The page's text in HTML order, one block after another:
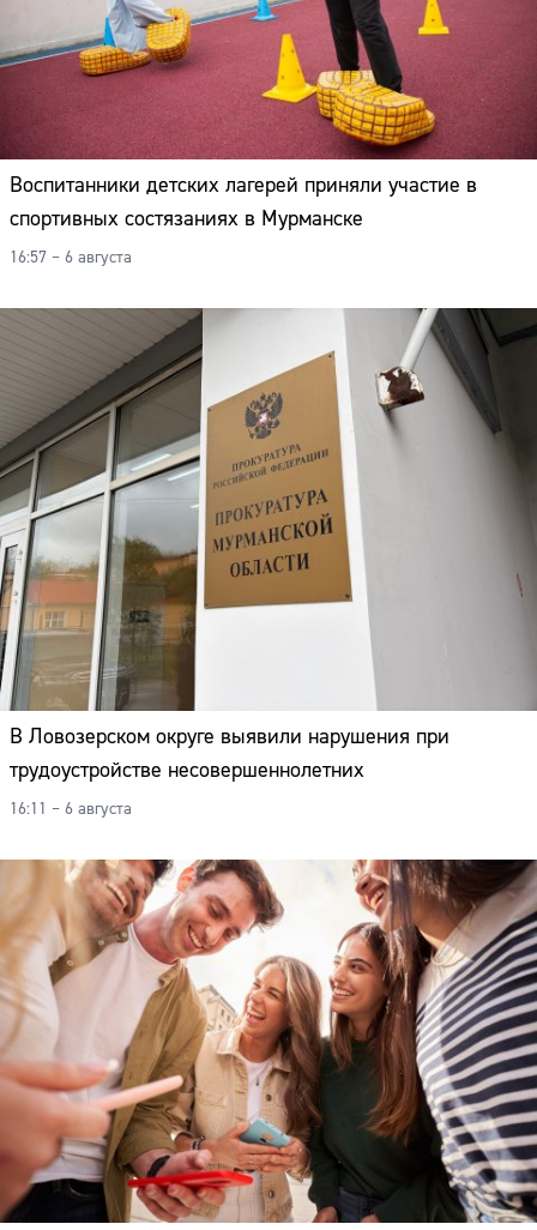
Воспитанники детских лагерей приняли участие в
спортивных состязаниях в Мурманске
16:57 – 6 августа
В Ловозерском округе выявили нарушения при
трудоустройстве несовершеннолетних
16:11 – 6 августа